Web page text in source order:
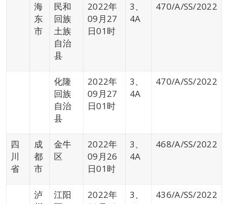
海
东
市
民和
回族
土族
自治
县
2022年
09月27
日01时
3、
4A
470/A/SS/2022
化隆
回族
自治
县
2022年
09月27
日01时
3、
4A
470/A/SS/2022
四
川
省
成
都
市
金牛
区
2022年
09月26
日01时
3、
4A
468/A/SS/2022
泸
江阳
2022年
3、
436/A/SS/2022